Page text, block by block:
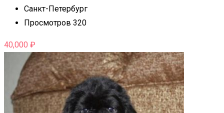
Санкт-Петербург
Просмотров 320
40,000 ₽